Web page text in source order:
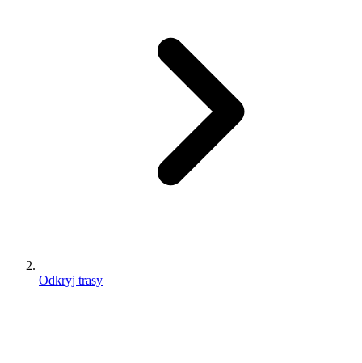
Odkryj trasy